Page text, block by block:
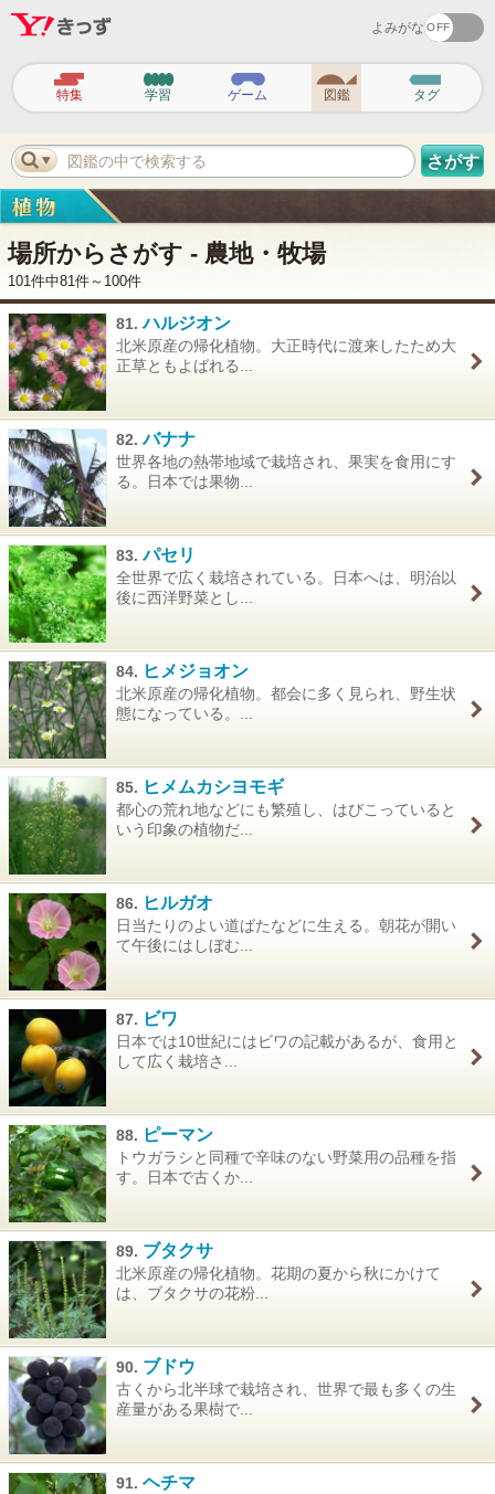
よみがな
ビ
ゲ
ー
シ
ョ
ン
特集 学習 ゲーム 図鑑 タグ
図鑑の中で検索する さがす
場所からさがす - 農地・牧場
101件中81件～100件
81. ハルジオン
北米原産の帰化植物。大正時代に渡来したため大
正草ともよばれる...
82. バナナ
世界各地の熱帯地域で栽培され、果実を食用にす
る。日本では果物...
83. パセリ
全世界で広く栽培されている。日本へは、明治以
後に西洋野菜とし...
84. ヒメジョオン
北米原産の帰化植物。都会に多く見られ、野生状
態になっている。...
85. ヒメムカシヨモギ
都心の荒れ地などにも繁殖し、はびこっていると
いう印象の植物だ...
86. ヒルガオ
日当たりのよい道ばたなどに生える。朝花が開い
て午後にはしぼむ...
87. ビワ
日本では10世紀にはビワの記載があるが、食用と
して広く栽培さ...
88. ピーマン
トウガラシと同種で辛味のない野菜用の品種を指
す。日本で古くか...
89. ブタクサ
北米原産の帰化植物。花期の夏から秋にかけて
は、ブタクサの花粉...
90. ブドウ
古くから北半球で栽培され、世界で最も多くの生
産量がある果樹で...
91. ヘチマ